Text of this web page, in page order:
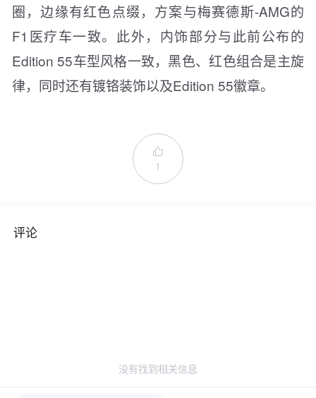
圈，边缘有红色点缀，方案与梅赛德斯-AMG的
F1医疗车一致。此外，内饰部分与此前公布的
Edition 55车型风格一致，黑色、红色组合是主旋
律，同时还有镀铬装饰以及Edition 55徽章。

1
评论
没有找到相关信息